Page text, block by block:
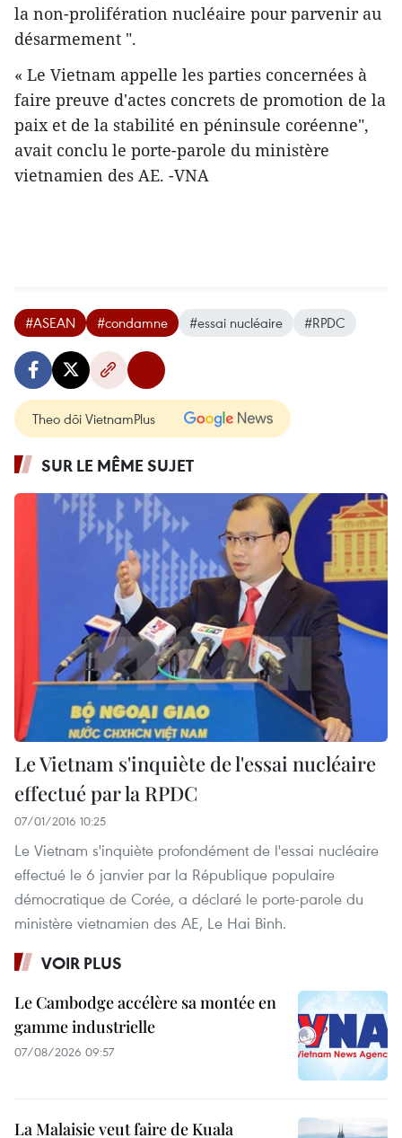
la non-prolifération​ nucléaire pour parvenir au
désarmement ".
« Le Vietnam appelle les parties concernées à
faire preuve d'actes concrets ​de promotion de la
paix et de la stabilité en péninsule coréenne",
avait conclu le porte-parole du ministère
vietnamien des AE. -VNA
#ASEAN #condamne #essai nucléaire #RPDC
Theo dõi VietnamPlus
SUR LE MÊME SUJET
Le Vietnam s'inquiète de l'essai nucléaire
effectué par la RPDC
07/01/2016 10:25
Le Vietnam s'inquiète profondément de l'essai nucléaire
effectué le 6 janvier par la République populaire
démocratique de Corée, a déclaré le porte-parole du
ministère vietnamien des AE, Le Hai Binh.
VOIR PLUS
Le Cambodge accélère sa montée en
gamme industrielle
07/08/2026 09:57
La Malaisie veut faire de Kuala